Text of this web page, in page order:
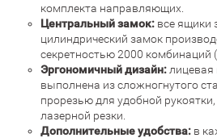
комплекта направляющих.
Центральный замок: все ящики
цилиндрический замок
секретностью 2000 комбинаций
Эргономичный дизайн:
выполнена из сложногнутого
прорезью для удобной
лазерной резки.
Дополнительные удобства: в